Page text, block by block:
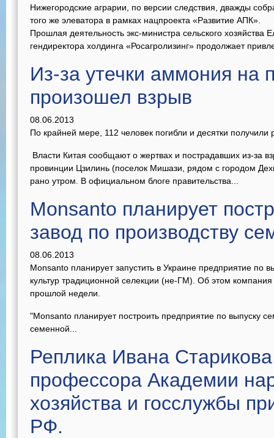
Нижегородские аграрии, по версии следствия, дважды
того же элеватора в рамках нацпроекта «Развитие АПК».
Прошлая деятельность экс-министра сельского хозяйства
гендиректора холдинга «Росагролизинг» продолжает
Из-за утечки аммония на
произошел взрыв
08.06.2013
По крайней мере, 112 человек погибли и десятки получили
Власти Китая сообщают о жертвах и пострадавших из-за
провинции Цзилинь (поселок Мишази, рядом с городом
рано утром. В официальном блоге правительства...
Monsanto планирует
завод по производству
08.06.2013
Monsanto планирует запустить в Украине предприятие по
культур традиционной селекции (не-ГМ). Об этом
прошлой недели.
"Monsanto планирует построить предприятие по выпуску
семенной...
Реплика Ивана
профессора Академии
хозяйства и госслужбы
РФ.